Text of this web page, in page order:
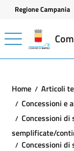
Vai ai contenuti
Vai al footer
Regione Campania
Home Articoli
Concessioni e
Concessioni di
semplificate/
Concessioni di